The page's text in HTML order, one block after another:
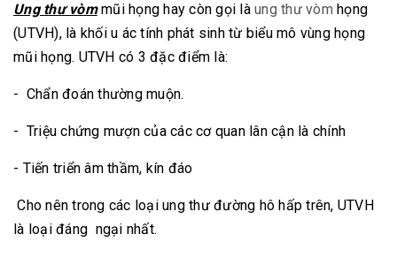
Ung thư vòmmũi họng hay còn gọi là ung thư vòm họng
(UTVH), là khối u ác tính phát sinh từ biểu mô vùng họng
mũi họng. UTVH có 3 đặc điểm là:
- Chẩn đoán thường muộn.
- Triệu chứng mượn của các cơ quan lân cận là chính
- Tiến triển âm thầm, kín đáo
Cho nên trong các loại ung thư đường hô hấp trên, UTVH
là loại đáng ngại nhất.